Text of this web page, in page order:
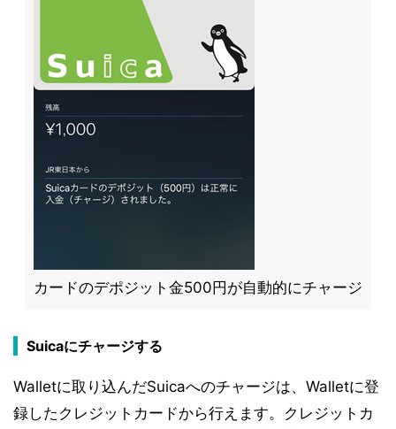
カードのデポジット金500円が自動的にチャージ
Suicaにチャージする
Walletに取り込んだSuicaへのチャージは、Walletに登
録したクレジットカードから行えます。クレジットカ